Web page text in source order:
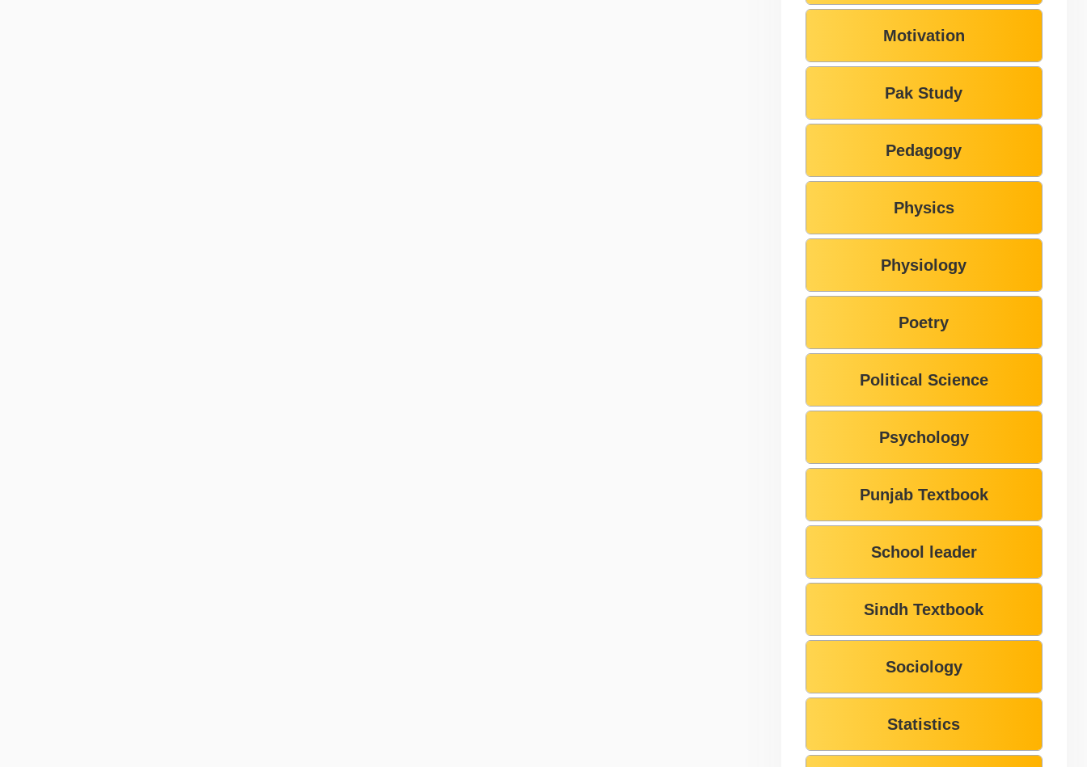
Motivation
Pak Study
Pedagogy
Physics
Physiology
Poetry
Political Science
Psychology
Punjab Textbook
School leader
Sindh Textbook
Sociology
Statistics